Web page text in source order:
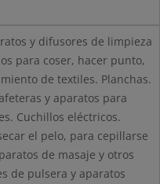
y difusores de limpieza
para coser, hacer punto,
de textiles. Planchas.
y aparatos para
Cuchillos eléctricos.
el pelo, para cepillarse
de masaje y otros
de pulsera y aparatos